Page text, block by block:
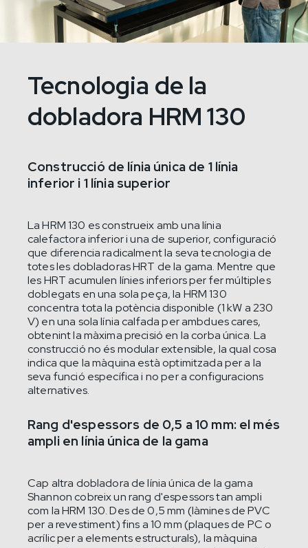
Tecnologia de la
dobladora HRM 130
Construcció de línia única de 1 línia
inferior i 1 línia superior
La HRM 130 es construeix amb una línia
calefactora inferior i una de superior, configuració
que diferencia radicalment la seva tecnologia de
totes les dobladoras HRT de la gama. Mentre que
les HRT acumulen línies inferiors per fer múltiples
doblegats en una sola peça, la HRM 130
concentra tota la potència disponible (1 kW a 230
V) en una sola línia calfada per ambdues cares,
obtenint la màxima precisió en la corba única. La
construcció no és modular extensible, la qual cosa
indica que la màquina està optimitzada per a la
seva funció específica i no per a configuracions
alternatives.
Rang d'espessors de 0,5 a 10 mm: el més
ampli en línia única de la gama
Cap altra dobladora de línia única de la gama
Shannon cobreix un rang d'espessors tan ampli
com la HRM 130. Des de 0,5 mm (làmines de PVC
per a revestiment) fins a 10 mm (plaques de PC o
acrílic per a elements estructurals), la màquina